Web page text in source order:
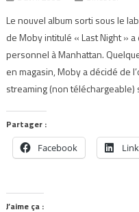
Le nouvel album sorti sous le
de Moby intitulé « Last Night »
personnel à Manhattan.
en magasin, Moby a décidé de
streaming (non
Partager :
Facebook
J’aime ça :